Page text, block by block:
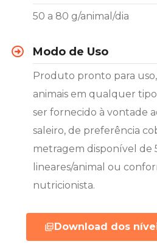
50 a 80 g/animal/dia
Modo de Uso​
Produto pronto para
animais em qualquer
ser fornecido à vontade
saleiro, de preferência
metragem disponível de
lineares/animal ou
nutricionista.
Download dos